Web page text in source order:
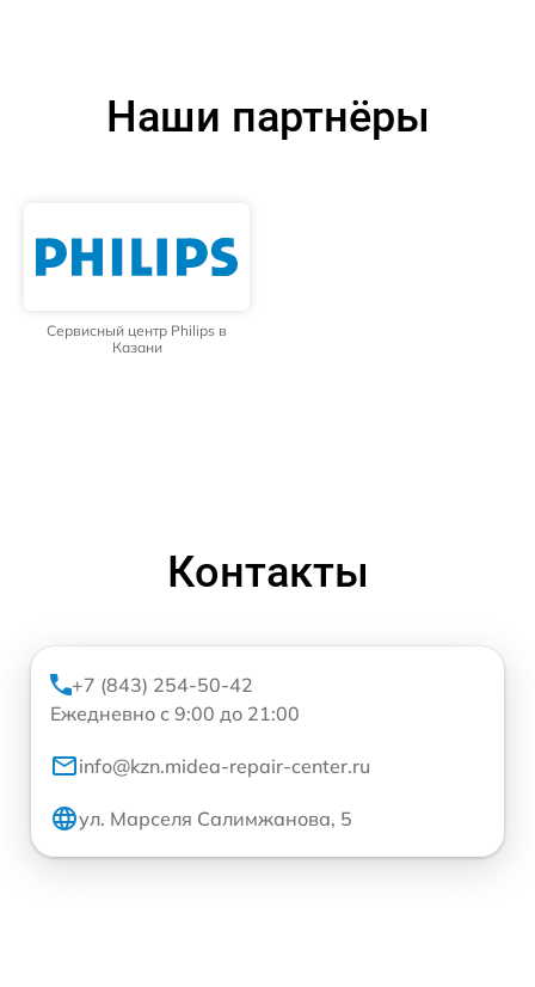
Наши партнёры
Сервисный центр Philips в
Казани
Контакты
+7 (843) 254-50-42
Ежедневно с 9:00 до 21:00
info@kzn.midea-repair-center.ru
ул. Марселя Салимжанова, 5